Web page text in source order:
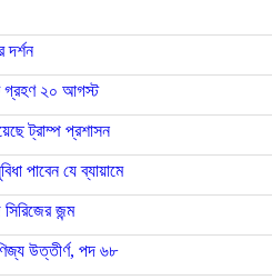
দর্শন
গ্রহণ ২০ আগস্ট
ট্রাম্প প্রশাসন
পাবেন যে ব্যায়ামে
জন্ম
উত্তীর্ণ, পদ ৬৮